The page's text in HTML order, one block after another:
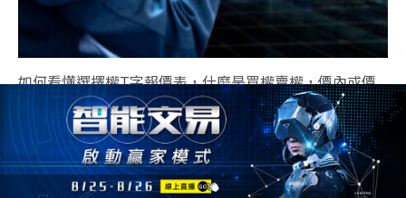
如何看懂選擇權T字報價表，什麼是買權賣權，價內或價
外，讓你1次搞懂 !